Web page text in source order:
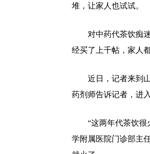
堆，让家人也试试。
对中药代茶饮痴
经买了上千帖，家人
近日，记者来到
药剂师告诉记者，进
“这两年代茶饮
学附属医院门诊部主